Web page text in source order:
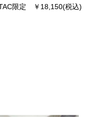
限定 ￥18,150(税込)